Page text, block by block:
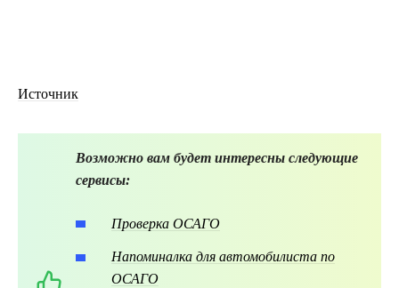
Источник
Возможно вам будет интересны следующие
сервисы:
Проверка ОСАГО
Напоминалка для автомобилиста по
ОСАГО